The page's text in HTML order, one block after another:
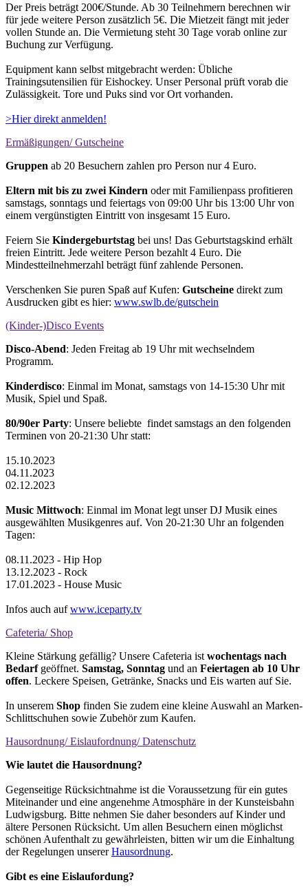
Der Preis beträgt 200€/Stunde. Ab 30 Teilnehmern berechnen wir
für jede weitere Person zusätzlich 5€. Die Mietzeit fängt mit jeder
vollen Stunde an. Die Vermietung steht 30 Tage vorab online zur
Buchung zur Verfügung.
Equipment kann selbst mitgebracht werden: Übliche
Trainingsutensilien für Eishockey. Unser Personal prüft vorab die
Zulässigkeit. Tore und Puks sind vor Ort vorhanden.
>Hier direkt anmelden!
Ermäßigungen/ Gutscheine
Gruppen ab 20 Besuchern zahlen pro Person nur 4 Euro.
Eltern mit bis zu zwei Kindern oder mit Familienpass profitieren
samstags, sonntags und feiertags von 09:00 Uhr bis 13:00 Uhr von
einem vergünstigten Eintritt von insgesamt 15 Euro.
Feiern Sie Kindergeburtstag bei uns! Das Geburtstagskind erhält
freien Eintritt. Jede weitere Person bezahlt 4 Euro. Die
Mindestteilnehmerzahl beträgt fünf zahlende Personen.
Verschenken Sie puren Spaß auf Kufen: Gutscheine direkt zum
Ausdrucken gibt es hier: www.swlb.de/gutschein
(Kinder-)Disco Events
Disco-Abend: Jeden Freitag ab 19 Uhr mit wechselndem
Programm.
Kinderdisco: Einmal im Monat, samstags von 14-15:30 Uhr mit
Musik, Spiel und Spaß.
80/90er Party: Unsere beliebte findet samstags an den folgenden
Terminen von 20-21:30 Uhr statt:
15.10.2023
04.11.2023
02.12.2023
Music Mittwoch: Einmal im Monat legt unser DJ Musik eines
ausgewählten Musikgenres auf. Von 20-21:30 Uhr an folgenden
Tagen:
08.11.2023 - Hip Hop
13.12.2023 - Rock
17.01.2023 - House Music
Infos auch aufwww.iceparty.tv
Cafeteria/ Shop
Kleine Stärkung gefällig? Unsere Cafeteria ist wochentags nach
Bedarfgeöffnet. Samstag, Sonntag und an Feiertagen ab 10 Uhr
offen. Leckere Speisen, Getränke, Snacks und Eis warten auf Sie.
In unserem Shop finden Sie zudem eine kleine Auswahl an Marken-
Schlittschuhen sowie Zubehör zum Kaufen.
Hausordnung/ Eislaufordnung/ Datenschutz
Wie lautet die Hausordnung?
Gegenseitige Rücksichtnahme ist die Voraussetzung für ein gutes
Miteinander und eine angenehme Atmosphäre in der Kunsteisbahn
Ludwigsburg. Bitte nehmen Sie daher besonders auf Kinder und
ältere Personen Rücksicht. Um allen Besuchern einen möglichst
schönen Aufenthalt zu gewährleisten, bitten wir um die Einhaltung
der Regelungen unsererHausordnung.
Gibt es eine Eislaufordung?